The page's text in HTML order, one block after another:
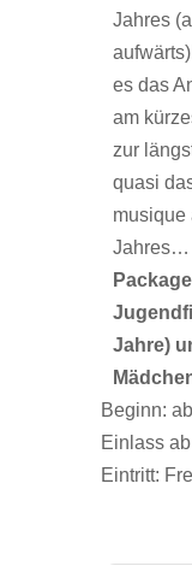
Jahres
es das
am
zur
quasi
musique
Jahres…
Jahre)
Beginn:
Einlass
Eintritt: